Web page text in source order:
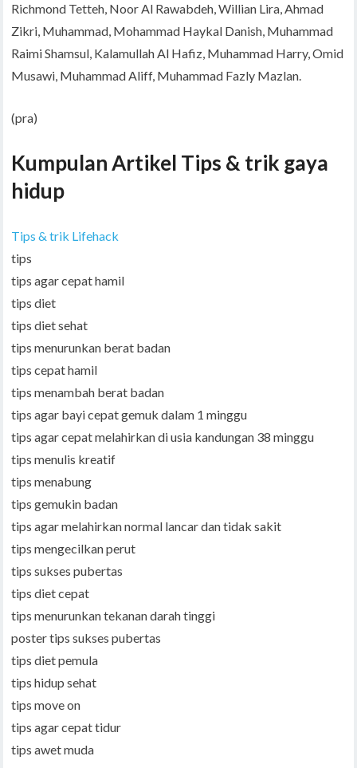
Richmond Tetteh, Noor Al Rawabdeh, Willian Lira, Ahmad
Zikri, Muhammad, Mohammad Haykal Danish, Muhammad
Raimi Shamsul, Kalamullah Al Hafiz, Muhammad Harry, Omid
Musawi, Muhammad Aliff, Muhammad Fazly Mazlan.
(pra)
Kumpulan Artikel Tips & trik gaya
hidup
Tips & trik Lifehack
tips
tips agar cepat hamil
tips diet
tips diet sehat
tips menurunkan berat badan
tips cepat hamil
tips menambah berat badan
tips agar bayi cepat gemuk dalam 1 minggu
tips agar cepat melahirkan di usia kandungan 38 minggu
tips menulis kreatif
tips menabung
tips gemukin badan
tips agar melahirkan normal lancar dan tidak sakit
tips mengecilkan perut
tips sukses pubertas
tips diet cepat
tips menurunkan tekanan darah tinggi
poster tips sukses pubertas
tips diet pemula
tips hidup sehat
tips move on
tips agar cepat tidur
tips awet muda